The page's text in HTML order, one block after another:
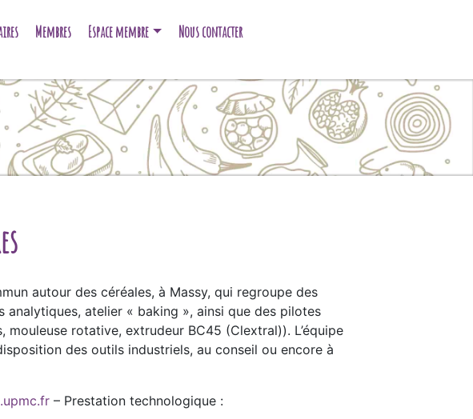
Membres Espace membre Nous contacter
autour des céréales, à Massy, qui regroupe des
atelier « baking », ainsi que des pilotes
rotative, extrudeur BC45 (Clextral)). L’équipe
des outils industriels, au conseil ou encore à
– Prestation technologique :